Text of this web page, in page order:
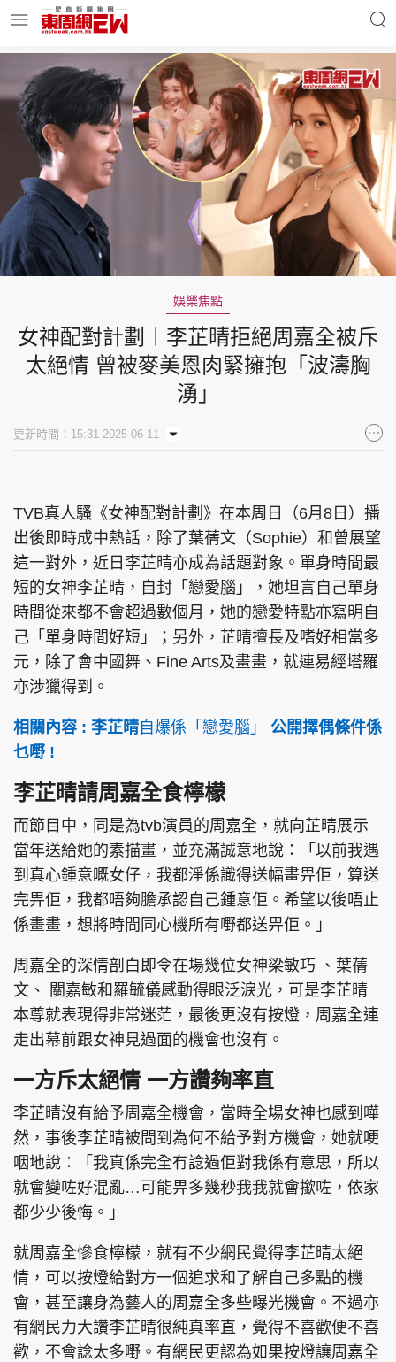
明星名人 時事財經
東周Ladies 優享生活
東周食玩通 會員活動
玄學靈異 東周專欄
東周刊 cazbuyer 東Touch
PCM 電腦廣場 星島頭條 星島日報
頭條日報
親子王 Oh!爸媽
頭條搵工 EDUPLUS
聯絡我們
隱私政策聲明
版權及免責聲明
Copyright © 東周網 版權所有 . 不得轉載
©Eastweek.com.hk. All rights reserved.
娛樂焦點
女神配對計劃︱李芷晴拒絕周嘉全被斥
太絕情 曾被麥美恩肉緊擁抱「波濤胸
湧」
更新時間：15:31 2025-06-11
TVB真人騷《女神配對計劃》在本周日（6月8日）播
出後即時成中熱話，除了葉蒨文（Sophie）和曾展望
這一對外，近日李芷晴亦成為話題對象。單身時間最
短的女神李芷晴，自封「戀愛腦」，她坦言自己單身
時間從來都不會超過數個月，她的戀愛特點亦寫明自
己「單身時間好短」；另外，芷晴擅長及嗜好相當多
元，除了會中國舞、Fine Arts及畫畫，就連易經塔羅
亦涉獵得到。
相關內容 : 李芷晴 自爆係「戀愛腦」
公開擇偶條件係
乜嘢 !
李芷晴請周嘉全食檸檬
而節目中，同是為tvb演員的周嘉全，就向芷晴展示
當年送給她的素描畫，並充滿誠意地說：「以前我遇
到真心鍾意嘅女仔，我都淨係識得送幅畫畀佢，算送
完畀佢，我都唔夠膽承認自己鍾意佢。希望以後唔止
係畫畫，想將時間同心機所有嘢都送畀佢。」
周嘉全的深情剖白即令在場幾位女神梁敏巧 、葉蒨
文、 關嘉敏和羅毓儀感動得眼泛淚光，可是李芷晴
本尊就表現得非常迷茫，最後更沒有按燈，周嘉全連
走出幕前跟女神見過面的機會也沒有。
一方斥太絕情 一方讚夠率直
李芷晴沒有給予周嘉全機會，當時全場女神也感到嘩
然，事後李芷晴被問到為何不給予對方機會，她就哽
咽地說：「我真係完全冇諗過佢對我係有意思，所以
就會變咗好混亂…可能畀多幾秒我我就會撳咗，依家
都少少後悔。」
就周嘉全慘食檸檬，就有不少網民覺得李芷晴太絕
情，可以按燈給對方一個追求和了解自己多點的機
會，甚至讓身為藝人的周嘉全多些曝光機會。不過亦
有網民力大讚李芷晴很純真率直，覺得不喜歡便不喜
歡，不會諗太多嘢。有網民更認為如果按燈讓周嘉全